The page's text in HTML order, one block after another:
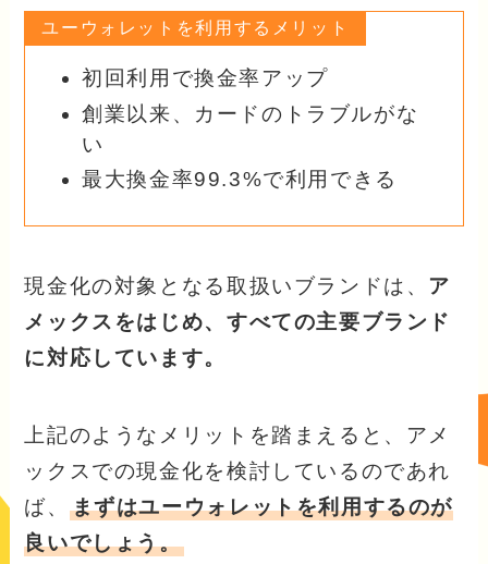
ユーウォレットを利用するメリット
初回利用で換金率アップ
創業以来、カードのトラブルがな
い
最大換金率99.3%で利用できる
現金化の対象となる取扱いブランドは、 ア
メックスをはじめ、すべての主要ブランド
に対応しています。
上記のようなメリットを踏まえると、アメ
ックスでの現金化を検討しているのであれ
ば、 まずはユーウォレットを利用するのが
良いでしょう。